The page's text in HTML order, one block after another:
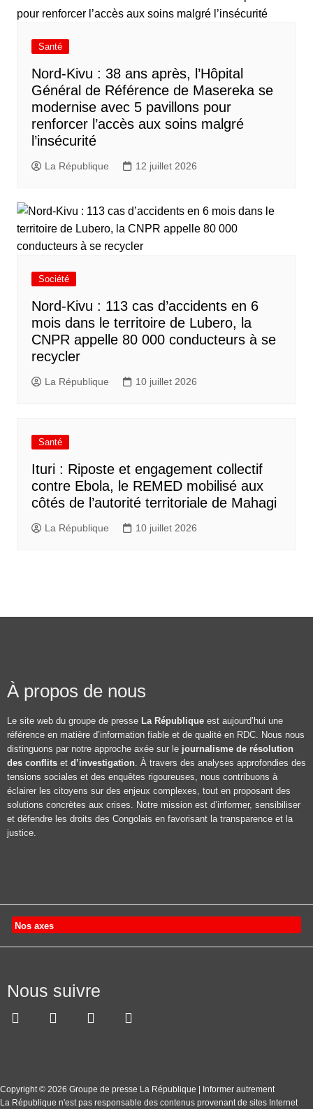
Santé
Nord-Kivu : 38 ans après, l’Hôpital
Général de Référence de Masereka se
modernise avec 5 pavillons pour
renforcer l’accès aux soins malgré
l’insécurité
La République 12 juillet 2026
Société
Nord-Kivu : 113 cas d’accidents en 6
mois dans le territoire de Lubero, la
CNPR appelle 80 000 conducteurs à se
recycler
La République 10 juillet 2026
Santé
Ituri : Riposte et engagement collectif
contre Ebola, le REMED mobilisé aux
côtés de l’autorité territoriale de Mahagi
La République 10 juillet 2026
À propos de nous
Le site web du groupe de presse La République est aujourd’hui une
référence en matière d’information fiable et de qualité en RDC. Nous nous
distinguons par notre approche axée sur le journalisme de résolution
des conflits et d’investigation. À travers des analyses approfondies des
tensions sociales et des enquêtes rigoureuses, nous contribuons à
éclairer les citoyens sur des enjeux complexes, tout en proposant des
solutions concrètes aux crises. Notre mission est d’informer, sensibiliser
et défendre les droits des Congolais en favorisant la transparence et la
justice.
Nos axes
Nous suivre
Copyright © 2026 Groupe de presse La République | Informer autrement
La République n'est pas responsable des contenus provenant de sites Internet